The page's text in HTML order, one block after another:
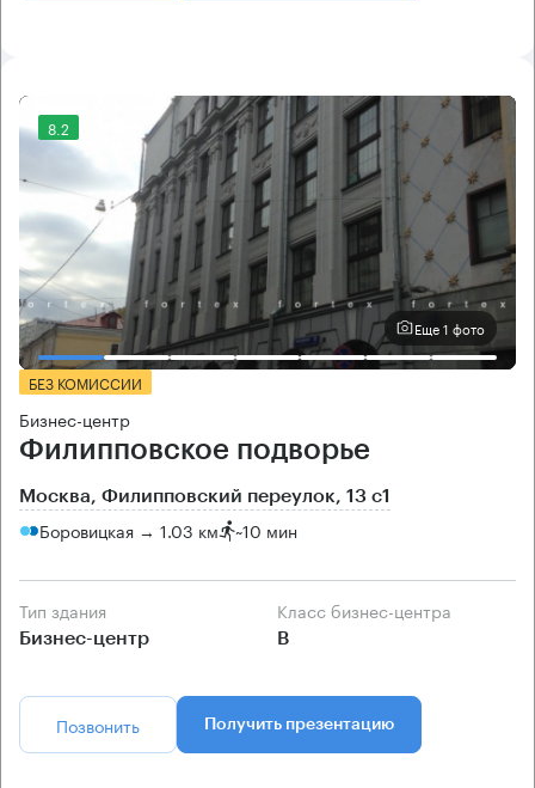
8.2
Еще 1 фото
БЕЗ КОМИССИИ
Бизнес-центр
Филипповское подворье
Москва, Филипповский переулок, 13 с1
Боровицкая → 1.03 км ~10 мин
Тип здания
Бизнес-центр
Класс бизнес-центра
B
Позвонить Получить презентацию